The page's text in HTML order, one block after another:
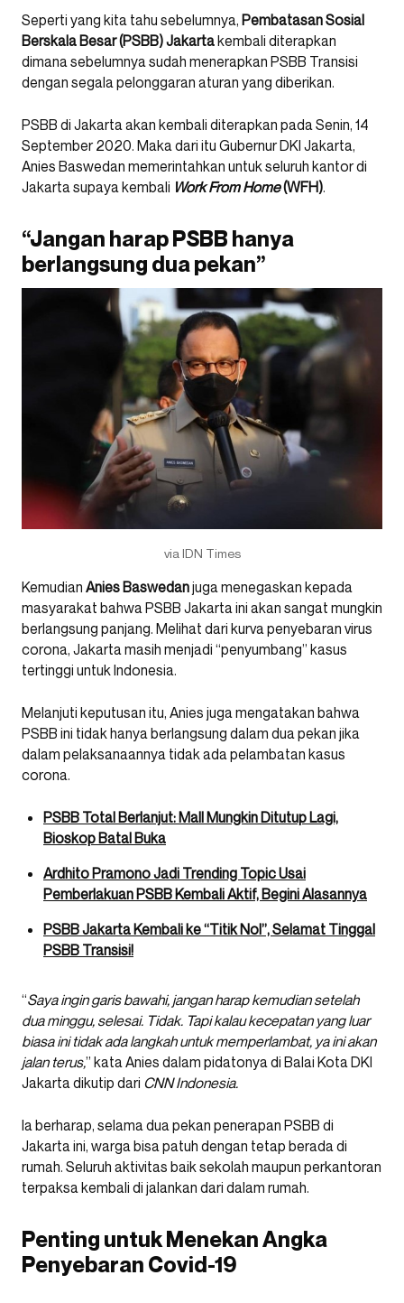
Seperti yang kita tahu sebelumnya, Pembatasan Sosial
Berskala Besar (PSBB) Jakartakembali diterapkan
dimana sebelumnya sudah menerapkan PSBB Transisi
dengan segala pelonggaran aturan yang diberikan.
PSBB di Jakarta akan kembali diterapkan pada Senin, 14
September 2020. Maka dari itu Gubernur DKI Jakarta,
Anies Baswedan memerintahkan untuk seluruh kantor di
Jakarta supaya kembali Work From Home(WFH).
“Jangan harap PSBB hanya
berlangsung dua pekan”
via IDN Times
Kemudian Anies Baswedanjuga menegaskan kepada
masyarakat bahwa PSBB Jakarta ini akan sangat mungkin
berlangsung panjang. Melihat dari kurva penyebaran virus
corona, Jakarta masih menjadi “penyumbang” kasus
tertinggi untuk Indonesia.
Melanjuti keputusan itu, Anies juga mengatakan bahwa
PSBB ini tidak hanya berlangsung dalam dua pekan jika
dalam pelaksanaannya tidak ada pelambatan kasus
corona.
PSBB Total Berlanjut: Mall Mungkin Ditutup Lagi,
Bioskop Batal Buka
Ardhito Pramono Jadi Trending Topic Usai
Pemberlakuan PSBB Kembali Aktif, Begini Alasannya
PSBB Jakarta Kembali ke “Titik Nol”, Selamat Tinggal
PSBB Transisi!
“Saya ingin garis bawahi, jangan harap kemudian setelah
dua minggu, selesai. Tidak. Tapi kalau kecepatan yang luar
biasa ini tidak ada langkah untuk memperlambat, ya ini akan
jalan terus,” kata Anies dalam pidatonya di Balai Kota DKI
Jakarta dikutip dari CNN Indonesia.
Ia berharap, selama dua pekan penerapan PSBB di
Jakarta ini, warga bisa patuh dengan tetap berada di
rumah. Seluruh aktivitas baik sekolah maupun perkantoran
terpaksa kembali di jalankan dari dalam rumah.
Penting untuk Menekan Angka
Penyebaran Covid-19